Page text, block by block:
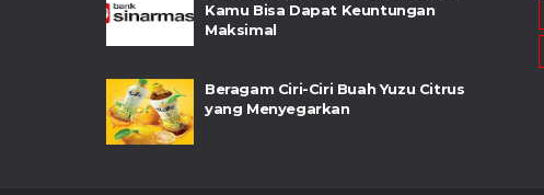
Kamu Bisa Dapat Keuntungan
Maksimal
Beragam Ciri-Ciri Buah Yuzu Citrus
yang Menyegarkan